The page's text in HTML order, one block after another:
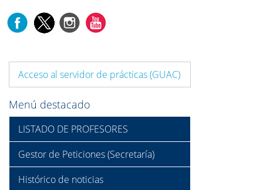
Acceso al servidor de prácticas (GUAC)
Menú destacado
LISTADO DE PROFESORES
Gestor de Peticiones (Secretaría)
Histórico de noticias